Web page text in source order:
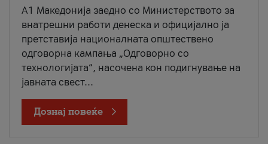
A1 Македонија заедно со Министерството за
внатрешни работи денеска и официјално ја
претставија националната општествено
одговорна кампања „Одговорно со
технологијата“, насочена кон подигнување на
јавната свест...
Дознај повеќе